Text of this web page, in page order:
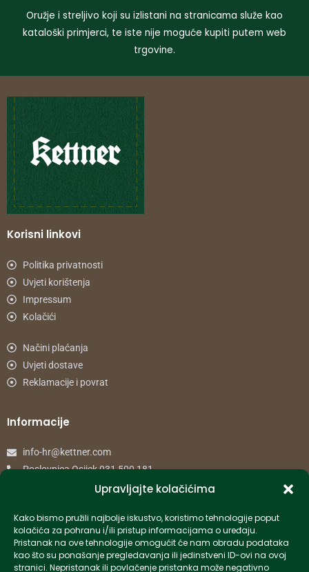
Upravljajte kolačićima
Kako bismo pružili najbolje iskustvo, koristimo tehnologije poput
kolačića za pohranu i/ili pristup informacijama o uređaju.
Pristanak na ove tehnologije omogućit će nam obradu podataka
kao što su ponašanje pregledavanja ili jedinstveni ID-ovi na ovoj
stranici. Nepristanak ili povlačenje pristanka može negativno
Oružje i streljivo koji su izlistani na stranicama služe kao
kataloški primjerci, te iste nije moguće kupiti putem web
trgovine.
Korisni linkovi
Politika privatnosti
Uvjeti korištenja
Impressum
Kolačići
Načini plaćanja
Uvjeti dostave
Reklamacije i povrat
Informacije
info-hr@kettner.com
Poslovnica Osijek 031 500 181
Poslovnica Zagreb 01 7798 900
© 2024 Kettner. Sva prava pridržana.